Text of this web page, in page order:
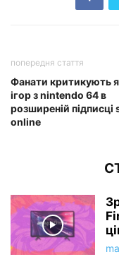
попередня стаття
Фанати критикують
ігор з nintendo 64 в
розширеній підписці
online